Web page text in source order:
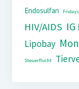
Endosulfan
HIV/AIDS
Lipobay
Steuerflucht